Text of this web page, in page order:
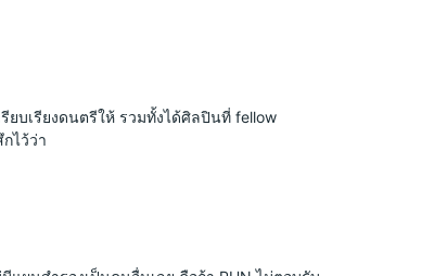
ยบเรียงดนตรีให้ รวมทั้งได้ศิลปินที่ fellow
ไว้ว่า